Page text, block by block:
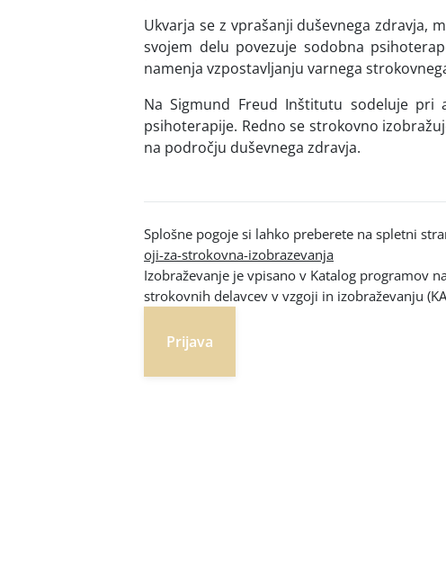
Ukvarja se z vprašanji duševnega zdravja,
svojem delu povezuje sodobna
namenja vzpostavljanju varnega
Na Sigmund Freud Inštitutu sodeluje
psihoterapije. Redno se strokovno
na področju duševnega zdravja.
Splošne pogoje si lahko preberete na spletni
oji-za-strokovna-izobrazevanja
Izobraževanje je vpisano v Katalog programov
strokovnih delavcev v vzgoji in izobraževanju
Prijava